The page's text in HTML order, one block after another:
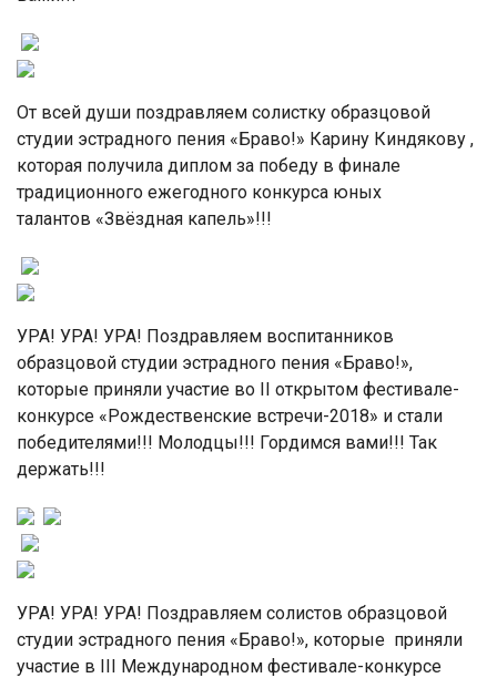
От всей души поздравляем солистку образцовой
студии эстрадного пения «Браво!» Карину Киндякову ,
которая получила диплом за победу в финале
традиционного ежегодного конкурса юных
талантов «Звёздная капель»!!!
УРА! УРА! УРА! Поздравляем воспитанников
образцовой студии эстрадного пения «Браво!»,
которые приняли участие во II открытом фестивале-
конкурсе «Рождественские встречи-2018» и стали
победителями!!! Молодцы!!! Гордимся вами!!! Так
держать!!!
УРА! УРА! УРА! Поздравляем солистов образцовой
студии эстрадного пения «Браво!», которые приняли
участие в III Международном фестивале-конкурсе